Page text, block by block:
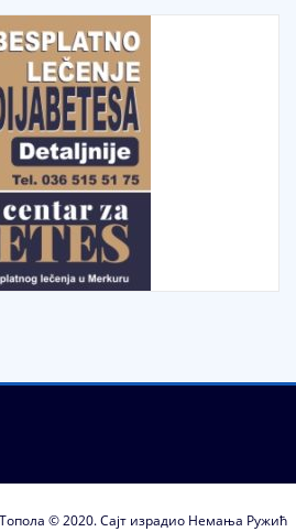
© 2020. Сајт израдио Немања Ружић